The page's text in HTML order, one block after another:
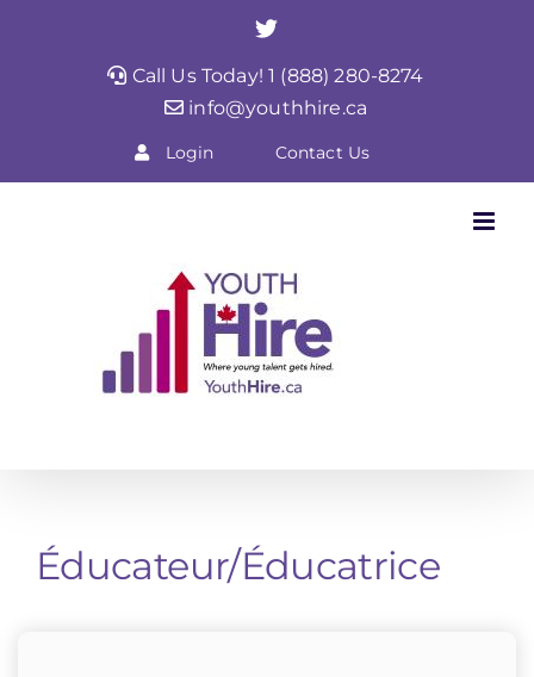
Twitter
Call Us Today! 1 (888) 280-8274
info@youthhire.ca
Login Contact Us
Éducateur/Éducatrice